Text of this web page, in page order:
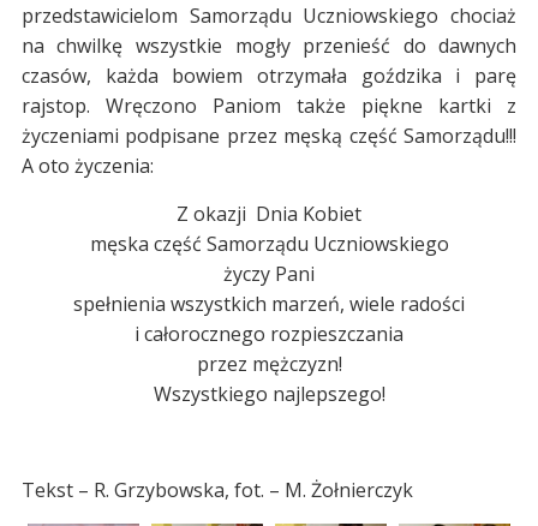
przedstawicielom Samorządu Uczniowskiego chociaż
na chwilkę wszystkie mogły przenieść do dawnych
czasów, każda bowiem otrzymała goździka i parę
rajstop. Wręczono Paniom także piękne kartki z
życzeniami podpisane przez męską część Samorządu!!!
A oto życzenia:
Z okazji Dnia Kobiet
męska część Samorządu Uczniowskiego
życzy Pani
spełnienia wszystkich marzeń, wiele radości
i całorocznego rozpieszczania
przez mężczyzn!
Wszystkiego najlepszego!
Tekst – R. Grzybowska, fot. – M. Żołnierczyk